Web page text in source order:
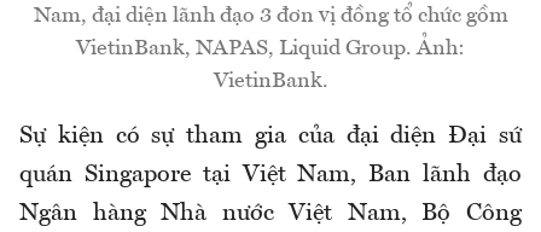
Nam, đại diện lãnh đạo 3 đơn vị đồng tổ chức gồm
VietinBank, NAPAS, Liquid Group. Ảnh:
VietinBank.
Sự kiện có sự tham gia của đại diện Đại sứ
quán Singapore tại Việt Nam, Ban lãnh đạo
Ngân hàng Nhà nước Việt Nam, Bộ Công